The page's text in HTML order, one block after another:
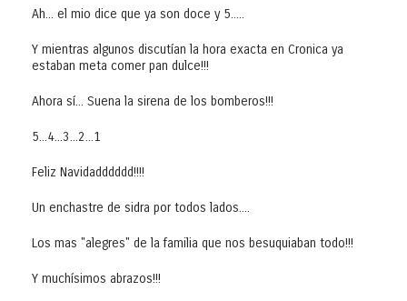
Ah... el mio dice que ya son doce y 5.....
Y mientras algunos discutían la hora exacta en Cronica ya
estaban meta comer pan dulce!!!
Ahora sí... Suena la sirena de los bomberos!!!
5...4...3...2...1
Feliz Navidadddddd!!!!
Un enchastre de sidra por todos lados....
Los mas "alegres" de la familia que nos besuquiaban todo!!!
Y muchísimos abrazos!!!